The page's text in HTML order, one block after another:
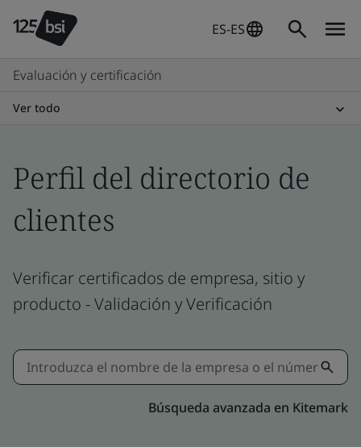
ES-ES
Evaluación y certificación
Ver todo
Perfil del directorio de
clientes
Verificar certificados de empresa, sitio y
producto - Validación y Verificación
Búsqueda avanzada en Kitemark